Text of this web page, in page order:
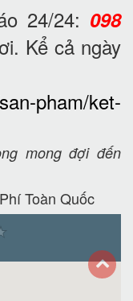
24/24: 098
Kể cả ngày
pham/ket-
mong đợi đến
Toàn Quốc